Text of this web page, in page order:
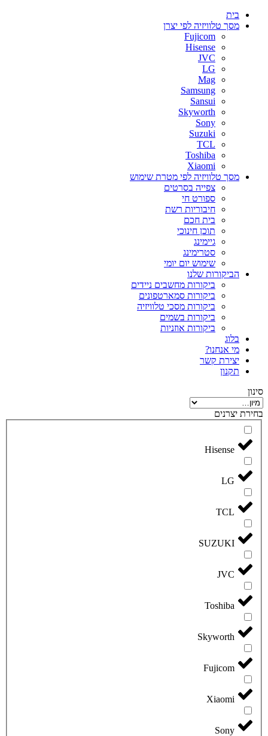
בית
מסך טלוויזיה לפי יצרן
Fujicom
Hisense
JVC
LG
Mag
Samsung
Sansui
Skyworth
Sony
Suzuki
TCL
Toshiba
Xiaomi
מסך טלוויזיה לפי מטרת שימוש
צפייה בסרטים
ספורט חי
חיבוריות רשת
בית חכם
תוכן חינוכי
גיימינג
סטרימינג
שימוש יום יומי
הביקורות שלנו
ביקורות מחשבים ניידים
ביקורות סמארטפונים
ביקורות מסכי טלוויזיה
ביקורות בשמים
ביקורות אוזניות
בלוג
מי אנחנו?
יצירת קשר
תקנון
סינון
בחירת יצרנים
Hisense
LG
TCL
SUZUKI
JVC
Toshiba
Skyworth
Fujicom
Xiaomi
Sony